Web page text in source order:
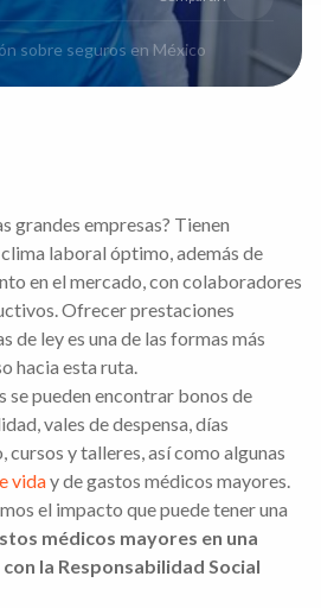
sobre seguros en México
grandes empresas? Tienen
laboral óptimo, además de
en el mercado, con colaboradores
Ofrecer prestaciones
de ley es una de las formas más
hacia esta ruta.
se pueden encontrar bonos de
vales de despensa, días
cursos y talleres, así como algunas
viday de gastos médicos mayores.
el impacto que puede tener una
médicos mayores en una
la Responsabilidad Social